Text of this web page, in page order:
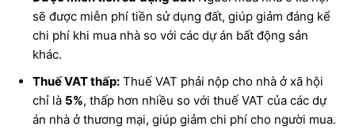
sẽ được miễn phí tiền sử dụng đất, giúp giảm đáng kể
chi phí khi mua nhà so với các dự án bất động sản
khác.
Thuế VAT thấp: Thuế VAT phải nộp cho nhà ở xã hội
chỉ là 5%, thấp hơn nhiều so với thuế VAT của các dự
án nhà ở thương mại, giúp giảm chi phí cho người mua.